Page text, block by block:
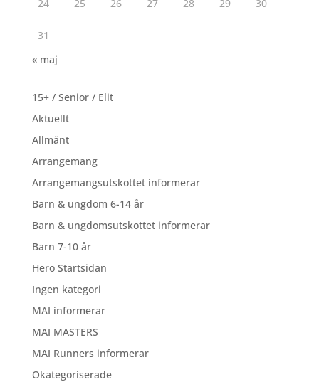
24 25 26 27 28 29 30
31
« maj
15+ / Senior / Elit
Aktuellt
Allmänt
Arrangemang
Arrangemangsutskottet informerar
Barn & ungdom 6-14 år
Barn & ungdomsutskottet informerar
Barn 7-10 år
Hero Startsidan
Ingen kategori
MAI informerar
MAI MASTERS
MAI Runners informerar
Okategoriserade